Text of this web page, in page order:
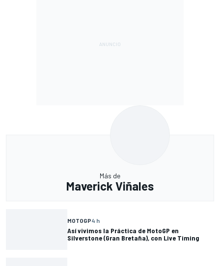
Más de
Maverick Viñales
MOTOGP4 h
Así vivimos la Práctica de MotoGP en
Silverstone (Gran Bretaña), con Live Timing